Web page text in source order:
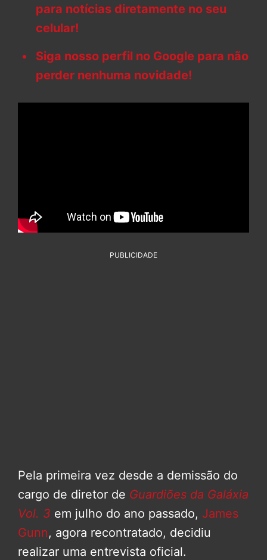
para notícias diretamente no seu
celular!
Siga nosso perfil no Google para não
perder nenhuma novidade!
PUBLICIDADE
Pela primeira vez desde a demissão do
cargo de diretor de Guardiões da Galáxia
Vol. 3 em julho do ano passado, James
Gunn, agora recontratado, decidiu
realizar uma entrevista oficial.